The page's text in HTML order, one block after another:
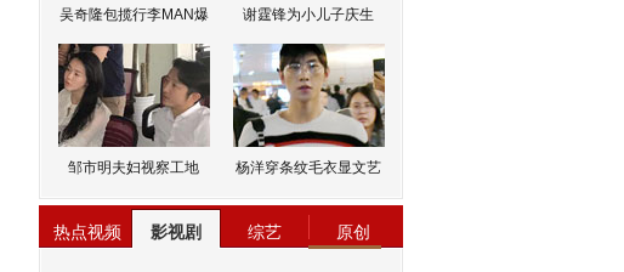
吴奇隆包揽行李MAN爆 谢霆锋为小儿子庆生
邹市明夫妇视察工地 杨洋穿条纹毛衣显文艺
热点视频 影视剧 综艺 原创